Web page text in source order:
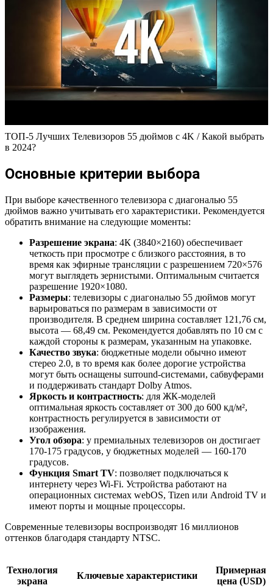
ТОП-5 Лучших Телевизоров 55 дюймов с 4K / Какой выбрать
в 2024?
Основные критерии выбора
При выборе качественного телевизора с диагональю 55
дюймов важно учитывать его характеристики. Рекомендуется
обратить внимание на следующие моменты:
Разрешение экрана: 4К (3840×2160) обеспечивает
четкость при просмотре с близкого расстояния, в то
время как эфирные трансляции с разрешением 720×576
могут выглядеть зернистыми. Оптимальным считается
разрешение 1920×1080.
Размеры: телевизоры с диагональю 55 дюймов могут
варьироваться по размерам в зависимости от
производителя. В среднем ширина составляет 121,76 см,
высота — 68,49 см. Рекомендуется добавлять по 10 см с
каждой стороны к размерам, указанным на упаковке.
Качество звука: бюджетные модели обычно имеют
стерео 2.0, в то время как более дорогие устройства
могут быть оснащены surround-системами, сабвуферами
и поддерживать стандарт Dolby Atmos.
Яркость и контрастность: для ЖК-моделей
оптимальная яркость составляет от 300 до 600 кд/м²,
контрастность регулируется в зависимости от
изображения.
Угол обзора: у премиальных телевизоров он достигает
170-175 градусов, у бюджетных моделей — 160-170
градусов.
Функция Smart TV: позволяет подключаться к
интернету через Wi-Fi. Устройства работают на
операционных системах webOS, Tizen или Android TV и
имеют порты и мощные процессоры.
Современные телевизоры воспроизводят 16 миллионов
оттенков благодаря стандарту NTSC.
Технология
экрана
Ключевые характеристики
Примерная
цена (USD)